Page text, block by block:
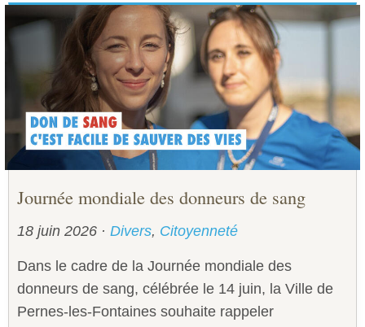
Journée mondiale des donneurs de sang
18 juin 2026 · Divers, Citoyenneté
Dans le cadre de la Journée mondiale des
donneurs de sang, célébrée le 14 juin, la Ville de
Pernes-les-Fontaines souhaite rappeler